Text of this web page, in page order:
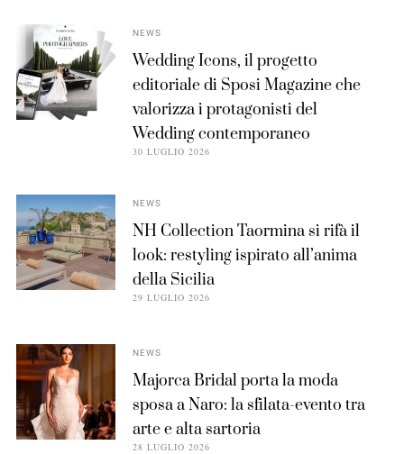
NEWS
Wedding Icons, il progetto
editoriale di Sposi Magazine che
valorizza i protagonisti del
Wedding contemporaneo
30 LUGLIO 2026
NEWS
NH Collection Taormina si rifà il
look: restyling ispirato all’anima
della Sicilia
29 LUGLIO 2026
NEWS
Majorca Bridal porta la moda
sposa a Naro: la sfilata-evento tra
arte e alta sartoria
28 LUGLIO 2026